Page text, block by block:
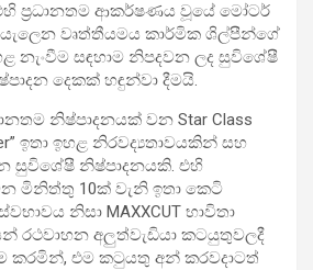
ප්‍රධානතම ආකර්ෂණය වූයේ මෝටර්
වෘත්තීයමය කාර්මික ශිල්පීන්ගේ
නැංවීම සඳහාම නිපදවන ලද සුවිශේෂී
දෙකක් හඳුන්වා දීමයි.
නිෂ්පාදනයක් වන Star Class
ඉතා ඉහළ නිරවද්‍යතාවයකින් සහ
සුවිශේෂී නිෂ්පාදනයකි. එහි
මිනිත්තු 10ක් වැනි ඉතා කෙටි
නිසා MAXXCUT භාවිතා
රථවාහන අලුත්වැඩියා කටයුතුවලදී
කරමින්, එම කටුයතු අන් කරවදාටත්